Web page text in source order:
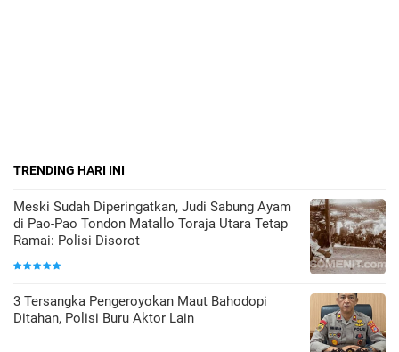
TRENDING HARI INI
Meski Sudah Diperingatkan, Judi Sabung Ayam
di Pao-Pao Tondon Matallo Toraja Utara Tetap
Ramai: Polisi Disorot
3 Tersangka Pengeroyokan Maut Bahodopi
Ditahan, Polisi Buru Aktor Lain